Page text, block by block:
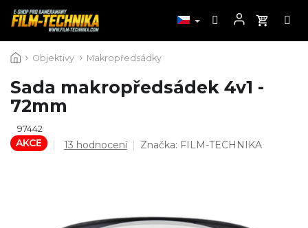
na
Objektivy Makropředsádky
Sada makropředsádek 4v1 -
72mm
97442
AKCE
Průměrné
13 hodnocení Značka: FILM-TECHNIKA